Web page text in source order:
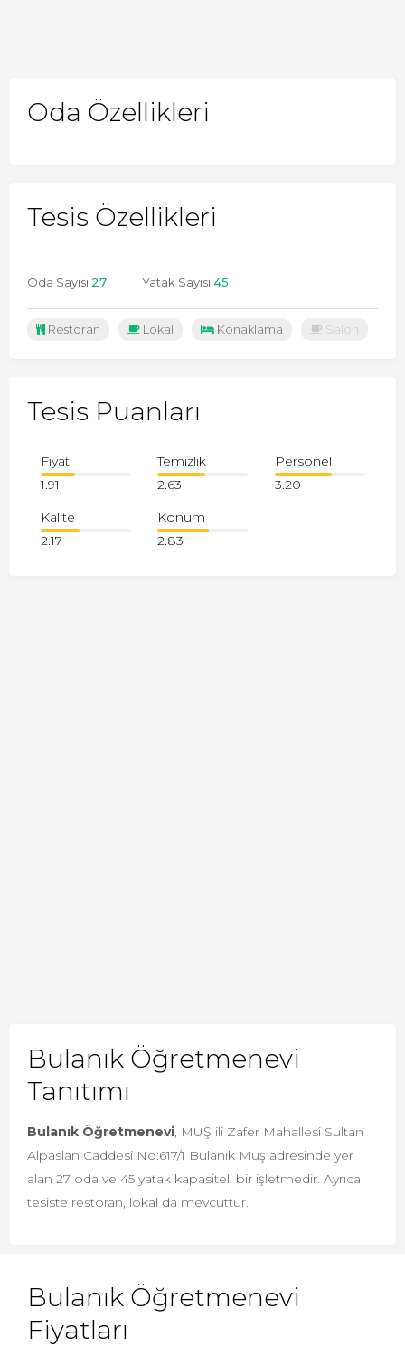
Oda Özellikleri
Tesis Özellikleri
Oda Sayısı 27 Yatak Sayısı 45
Restoran Lokal Konaklama Salon
Tesis Puanları
Fiyat
1.91
Temizlik
2.63
Personel
3.20
Kalite
2.17
Konum
2.83
Bulanık Öğretmenevi
Tanıtımı
Bulanık Öğretmenevi, MUŞ ili Zafer Mahallesi Sultan
Alpaslan Caddesi No:617/1 Bulanık Muş adresinde yer
alan 27 oda ve 45 yatak kapasiteli bir işletmedir. Ayrıca
tesiste restoran, lokal da mevcuttur.
Bulanık Öğretmenevi
Fiyatları